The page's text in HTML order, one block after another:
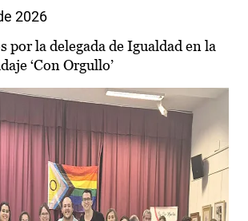
2026
por la delegada de Igualdad en la
‘Con Orgullo’